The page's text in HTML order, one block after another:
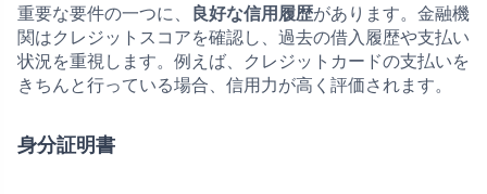
重要な要件の一つに、 良好な信用履歴があります。金融機
関はクレジットスコアを確認し、過去の借入履歴や支払い
状況を重視します。例えば、クレジットカードの支払いを
きちんと行っている場合、信用力が高く評価されます。
身分証明書